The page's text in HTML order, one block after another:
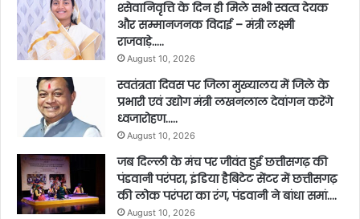
श्सेवानिवृत्ति के दिन ही मिले सभी स्वत्व देयक
और सम्मानजनक विदाई – मंत्री लक्ष्मी
राजवाड़े…..
August 10, 2026
स्वतंत्रता दिवस पर जिला मुख्यालय में जिले के
प्रभारी एवं उद्योग मंत्री लखनलाल देवांगन करेंगे
ध्वजारोहण…..
August 10, 2026
जब दिल्ली के मंच पर जीवंत हुई छत्तीसगढ़ की
पंडवानी परंपरा, इंडिया हैबिटेट सेंटर में छत्तीसगढ़
की लोक परंपरा का रंग, पंडवानी ने बांधा समां….
August 10, 2026